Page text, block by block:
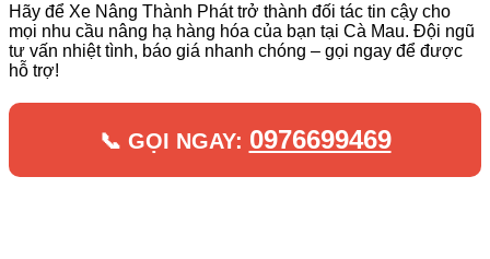
Hãy để Xe Nâng Thành Phát trở thành đối tác tin cậy cho
mọi nhu cầu nâng hạ hàng hóa của bạn tại Cà Mau. Đội ngũ
tư vấn nhiệt tình, báo giá nhanh chóng – gọi ngay để được
hỗ trợ!
📞 GỌI NGAY: 0976699469